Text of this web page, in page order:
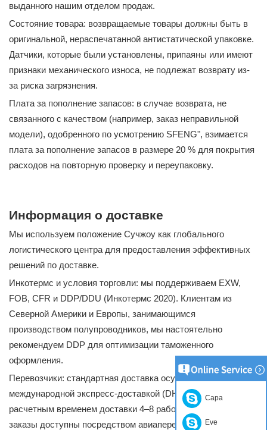
выданного нашим отделом продаж.
Состояние товара: возвращаемые товары должны быть в
оригинальной, нераспечатанной антистатической упаковке.
Датчики, которые были установлены, припаяны или имеют
признаки механического износа, не подлежат возврату из-
за риска загрязнения.
Плата за пополнение запасов: в случае возврата, не
связанного с качеством (например, заказ неправильной
модели), одобренного по усмотрению SFENG", взимается
плата за пополнение запасов в размере 20 % для покрытия
расходов на повторную проверку и переупаковку.
Информация о доставке
Мы используем положение Сучжоу как глобального
логистического центра для предоставления эффективных
решений по доставке.
Инкотермс и условия торговли: мы поддерживаем EXW,
FOB, CFR и DDP/DDU (Инкотермс 2020). Клиентам из
Северной Америки и Европы, занимающимся
производством полупроводников, мы настоятельно
рекомендуем DDP для оптимизации таможенного
оформления.
Перевозчики: стандартная доставка осуществляется
международной экспресс-доставкой (DHL, FedEx, UPS) с
расчетным временем доставки 4–8 рабочих дней. Оптовые
заказы доступны посредством авиаперевозок или морских
Сара
Eve